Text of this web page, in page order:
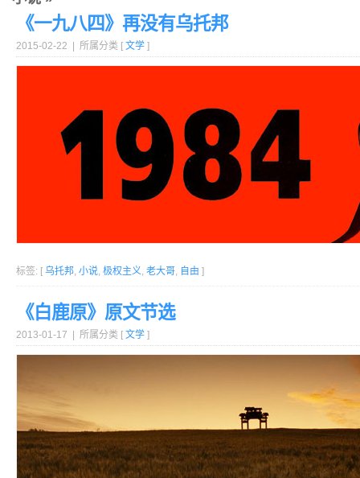
《一九八四》再没有乌托邦
2015-02-22 | 所属分类 [ 文学 ]
标签: [ 乌托邦, 小说, 极权主义, 老大哥, 自由 ]
《白鹿原》原文节选
2013-01-17 | 所属分类 [ 文学 ]